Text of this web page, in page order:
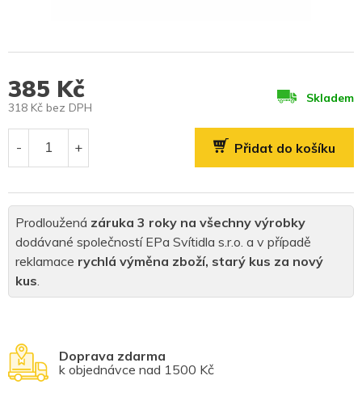
Doprava zdarma
k objednávce nad 1500 Kč
Prodloužená záruka 3 roky na všechny výrobky
dodávané společností EPa Svítidla s.r.o. a v případě
reklamace rychlá výměna zboží, starý kus za nový
kus.
385 Kč
318 Kč bez DPH
Skladem
Přidat do košíku